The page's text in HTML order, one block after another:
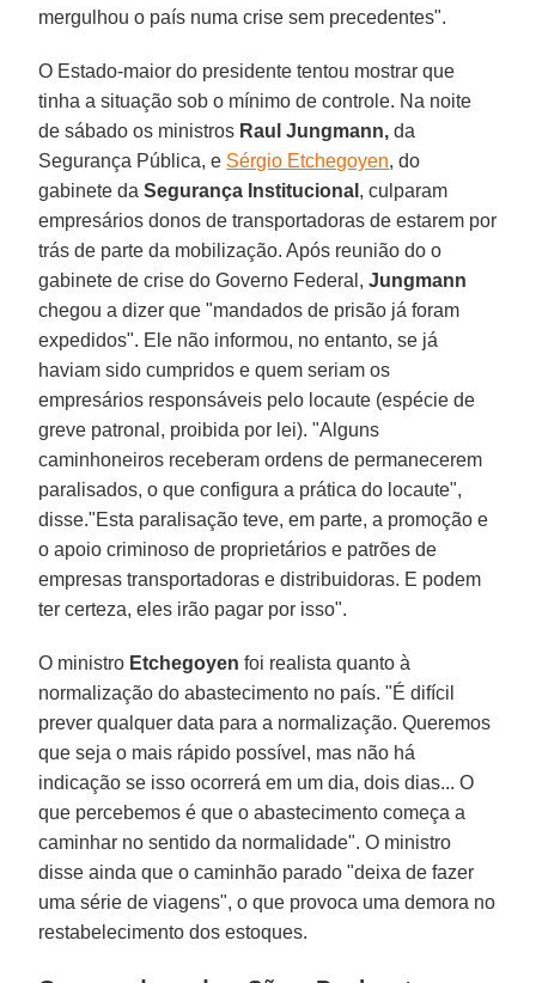
mergulhou o país numa crise sem precedentes".
O Estado-maior do presidente tentou mostrar que
tinha a situação sob o mínimo de controle. Na noite
de sábado os ministros Raul Jungmann, da
Segurança Pública, e Sérgio Etchegoyen, do
gabinete daSegurança Institucional , culparam
empresários donos de transportadoras de estarem por
trás de parte da mobilização. Após reunião do o
gabinete de crise do Governo Federal,Jungmann
chegou a dizer que "mandados de prisão já foram
expedidos". Ele não informou, no entanto, se já
haviam sido cumpridos e quem seriam os
empresários responsáveis pelo locaute (espécie de
greve patronal, proibida por lei). "Alguns
caminhoneiros receberam ordens de permanecerem
paralisados, o que configura a prática do locaute",
disse."Esta paralisação teve, em parte, a promoção e
o apoio criminoso de proprietários e patrões de
empresas transportadoras e distribuidoras. E podem
ter certeza, eles irão pagar por isso".
O ministro Etchegoyen foi realista quanto à
normalização do abastecimento no país. "É difícil
prever qualquer data para a normalização. Queremos
que seja o mais rápido possível, mas não há
indicação se isso ocorrerá em um dia, dois dias... O
que percebemos é que o abastecimento começa a
caminhar no sentido da normalidade". O ministro
disse ainda que o caminhão parado "deixa de fazer
uma série de viagens", o que provoca uma demora no
restabelecimento dos estoques.